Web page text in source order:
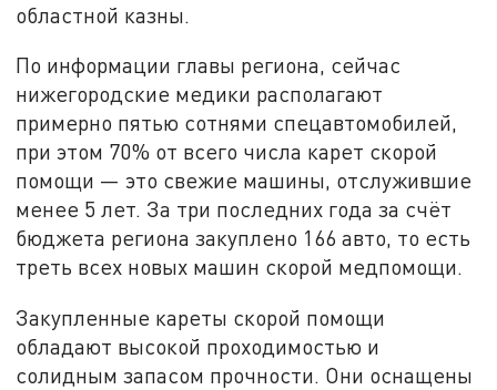
областной казны.
По информации главы региона, сейчас
нижегородские медики располагают
примерно пятью сотнями спецавтомобилей,
при этом 70% от всего числа карет скорой
помощи — это свежие машины, отслужившие
менее 5 лет. За три последних года за счёт
бюджета региона закуплено 166 авто, то есть
треть всех новых машин скорой медпомощи.
Закупленные кареты скорой помощи
обладают высокой проходимостью и
солидным запасом прочности. Они оснащены